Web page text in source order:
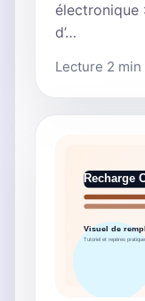
électronique
d’…
Lecture 2 min